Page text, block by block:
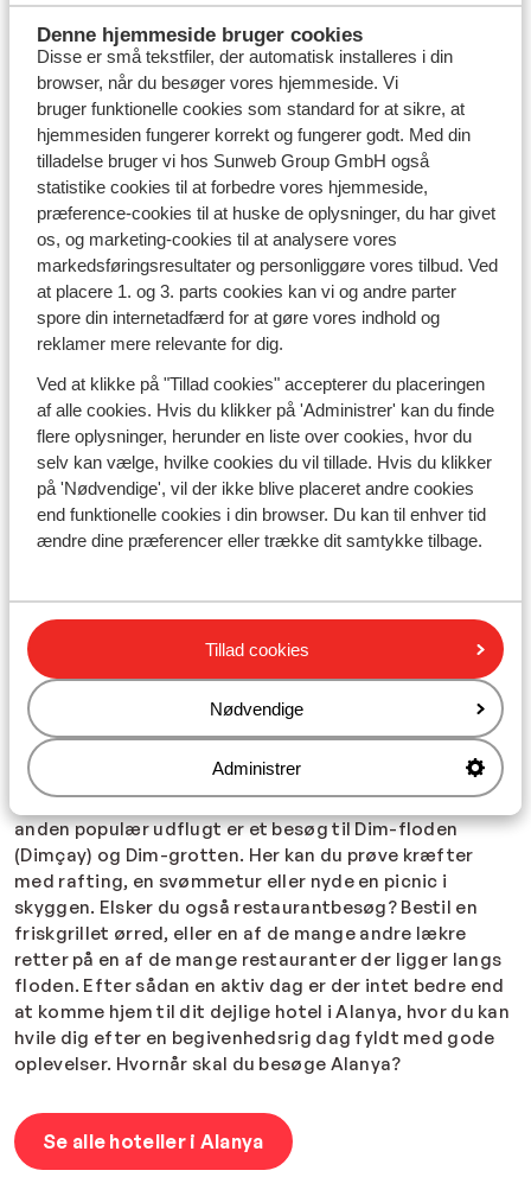
Denne hjemmeside bruger cookies
Disse er små tekstfiler, der automatisk installeres i din
browser, når du besøger vores hjemmeside. Vi
bruger funktionelle cookies som standard for at sikre, at
hjemmesiden fungerer korrekt og fungerer godt. Med din
tilladelse bruger vi hos Sunweb Group GmbH også
statistike cookies til at forbedre vores hjemmeside,
præference-cookies til at huske de oplysninger, du har givet
os, og marketing-cookies til at analysere vores
markedsføringsresultater og personliggøre vores tilbud. Ved
at placere 1. og 3. parts cookies kan vi og andre parter
spore din internetadfærd for at gøre vores indhold og
reklamer mere relevante for dig.
Ved at klikke på "Tillad cookies" accepterer du placeringen
af alle cookies. Hvis du klikker på 'Administrer' kan du finde
flere oplysninger, herunder en liste over cookies, hvor du
selv kan vælge, hvilke cookies du vil tillade. Hvis du klikker
på 'Nødvendige', vil der ikke blive placeret andre cookies
end funktionelle cookies i din browser. Du kan til enhver tid
ændre dine præferencer eller trække dit samtykke tilbage.
Tillad cookies
Nødvendige
Administrer
dine ønsker
Book det hotel i Alanya, der passer bedst til dig og dine
ønsker. Ønsker du en børnefri ferie, hvor du sammen
med din partner kan nyde solen, roen og alle
faciliteterne på hotellet, så har vi de helt rette
voksenhotellerfor dig. Skal du derimod afsted med
hele familien? Oplev en fantastisk ferie sammen på et
af de mangefamilievenlige hotelleri Alanya.
Vil du gerne opleve Alanyas livlige natteliv, så book et
hotel i centrum af Alanya
, så har du bylivet og
nattelivet tæt på dig under hele din ferie i Alanya.
Således går du ikke glip af noget! Vil du hellere have
bekvemmelighed, god service og luksus under din
solferie? Så anbefaler vi helt klart, at du booker en
hotel medAll inclusive . Kan du slet ikke vente med at
opleve Alanya? Book enafbudsrejsemed det samme!
Skønne seværdigheder over alt i Alanya
Når du booker et hotel i Alanya, er det oplagt at
udforske de populære steder langs Tyrkiets sydkyst.
Antalya. Du kan passende tage en dagstur til enten Side
eller Antalya for at opleve mest muligt under din ferie.
Foretrækker du at blive i Alanya, så frygt ej, Alanya har
masser at byde på. Det middelalderlige Alanya slot,
Alanya Kalesi. Rejsen derop med svævebanen fra
Kleopatra stranden er en speciel oplevelse i sig selv.
Når du først er deroppe, kan du gå gennem ruinerne
med en fantastisk udsigt over Alanya og havet. En
anden populær udflugt er et besøg til Dim-floden
(Dimçay) og Dim-grotten. Her kan du prøve kræfter
med rafting, en svømmetur eller nyde en picnic i
skyggen. Elsker du også restaurantbesøg? Bestil en
friskgrillet ørred, eller en af de mange andre lækre
retter på en af de mange restauranter der ligger langs
floden. Efter sådan en aktiv dag er der intet bedre end
at komme hjem til dit dejlige hotel i Alanya, hvor du kan
hvile dig efter en begivenhedsrig dag fyldt med gode
oplevelser. Hvornår skal du besøge Alanya?
Se alle hoteller i Alanya